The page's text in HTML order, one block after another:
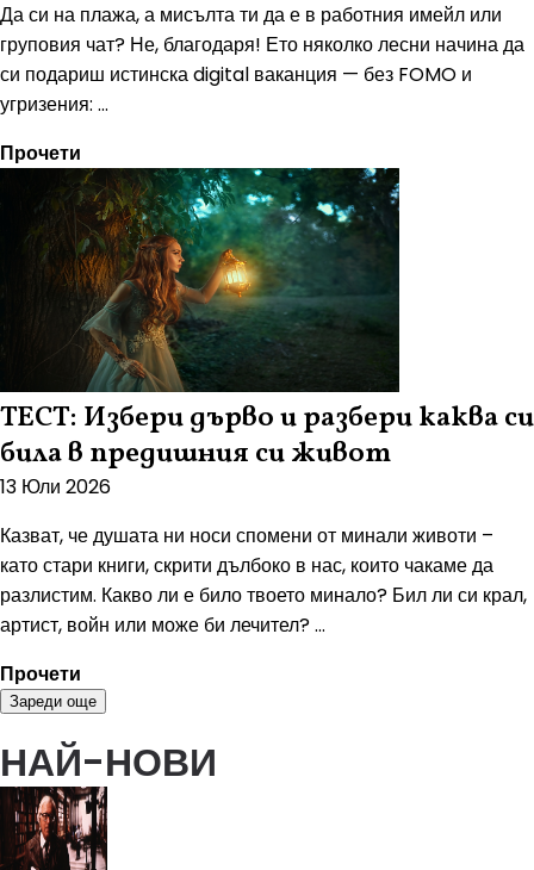
Да си на плажа, а мисълта ти да е в работния имейл или
груповия чат? Не, благодаря! Ето няколко лесни начина да
си подариш истинска digital ваканция — без FOMO и
угризения: ...
Прочети
ТЕСТ: Избери дърво и разбери каква си
била в предишния си живот
13 Юли 2026
Казват, че душата ни носи спомени от минали животи –
като стари книги, скрити дълбоко в нас, които чакаме да
разлистим. Какво ли е било твоето минало? Бил ли си крал,
артист, войн или може би лечител? ...
Прочети
Зареди още
НАЙ-НОВИ